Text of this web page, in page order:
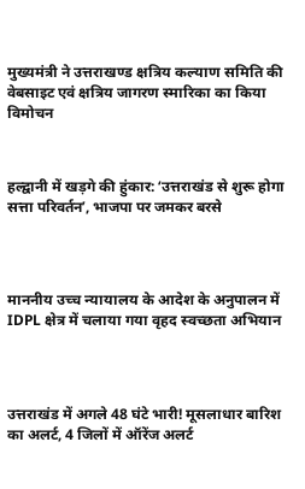
मुख्यमंत्री ने उत्तराखण्ड क्षत्रिय कल्याण समिति की
वेबसाइट एवं क्षत्रिय जागरण स्मारिका का किया
विमोचन
हल्द्वानी में खड़गे की हुंकार: ‘उत्तराखंड से शुरू होगा
सत्ता परिवर्तन’, भाजपा पर जमकर बरसे
माननीय उच्च न्यायालय के आदेश के अनुपालन में
IDPL क्षेत्र में चलाया गया वृहद स्वच्छता अभियान
उत्तराखंड में अगले 48 घंटे भारी! मूसलाधार बारिश
का अलर्ट, 4 जिलों में ऑरेंज अलर्ट